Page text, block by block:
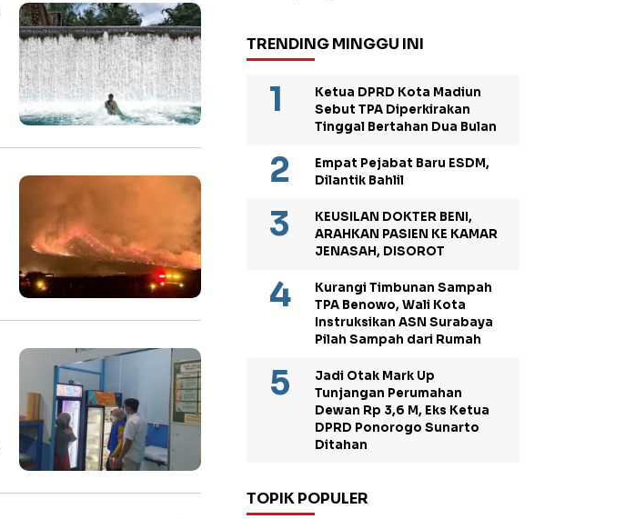
TRENDING MINGGU INI
Ketua DPRD Kota Madiun
Sebut TPA Diperkirakan
Tinggal Bertahan Dua Bulan
Empat Pejabat Baru ESDM,
Dilantik Bahlil
KEUSILAN DOKTER BENI,
ARAHKAN PASIEN KE KAMAR
JENASAH, DISOROT
Kurangi Timbunan Sampah
TPA Benowo, Wali Kota
Instruksikan ASN Surabaya
Pilah Sampah dari Rumah
Jadi Otak Mark Up
Tunjangan Perumahan
Dewan Rp 3,6 M, Eks Ketua
DPRD Ponorogo Sunarto
Ditahan
TOPIK POPULER